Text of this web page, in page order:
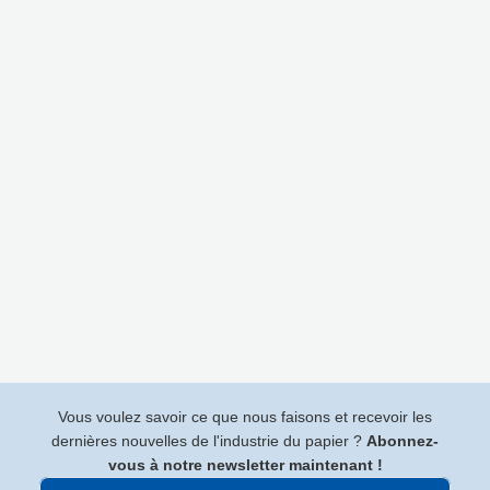
Vous voulez savoir ce que nous faisons et recevoir les
dernières nouvelles de l'industrie du papier ? Abonnez-
vous à notre newsletter maintenant !